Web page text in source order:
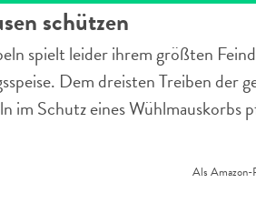
schützen
spielt leider ihrem größten
Dem dreisten Treiben der
im Schutz eines Wühlmauskorbs
Als Amazon-